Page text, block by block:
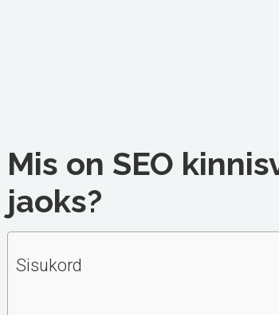
Mis on SEO
jaoks?
Sisukord